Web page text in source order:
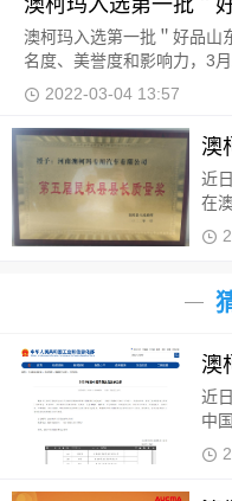
澳柯玛入选第一批＂
澳柯玛入选第一批＂好品山
名度、美誉度和影响力，3
建设新闻发布会，发布第一
2022-03-04 13:57
近
在
管
奖金
近
中
柯
力